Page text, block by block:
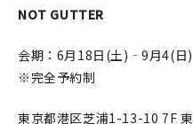
NOT GUTTER
会期：6月18日(土)‐9月4(日)
※完全予約制
東京都港区芝浦1-13-10 7F